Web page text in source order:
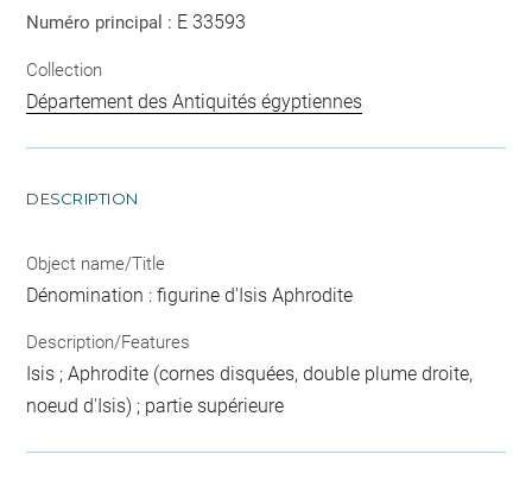
Numéro principal : E 33593
Collection
Département des Antiquités égyptiennes
DESCRIPTION
Object name/Title
Dénomination : figurine d'Isis Aphrodite
Description/Features
Isis ; Aphrodite (cornes disquées, double plume droite,
noeud d'Isis) ; partie supérieure